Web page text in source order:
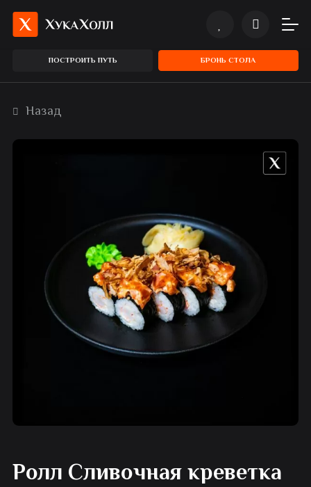
ПОСТРОИТЬ ПУТЬ БРОНЬ СТОЛА
Назад
Ролл Сливочная креветка